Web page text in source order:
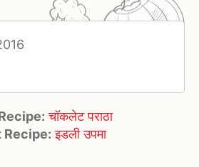
चॉकलेट पराठा
Recipe: इडली उपमा